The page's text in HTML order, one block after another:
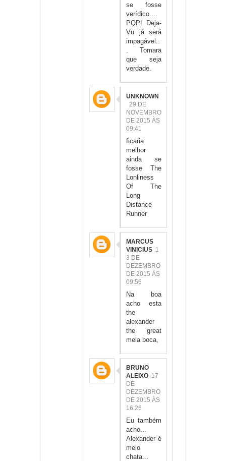
se fosse
verídico....
PQP! Deja-
Vu já será
impagável..
. Tomara
que seja
verdade.
UNKNOWN
29 DE
NOVEMBRO
DE 2015 ÀS
09:41
ficaria
melhor
ainda se
fosse The
Lonliness
Of The
Long
Distance
Runner
MARCUS
VINICIUS 1
3 DE
DEZEMBRO
DE 2015 ÀS
09:56
Na boa
acho esta
the
alexander
the great
meia boca,
BRUNO
ALEIXO 17
DE
DEZEMBRO
DE 2015 ÀS
16:26
Eu também
acho...
Alexander é
meio
chata...